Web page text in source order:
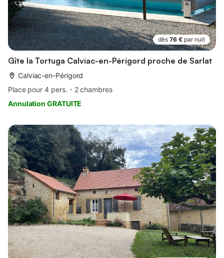
dès 76 € par nuit
Gîte la Tortuga Calviac-en-Périgord proche de Sarlat
Calviac-en-Périgord
Place pour 4 pers.
2 chambres
Annulation GRATUITE